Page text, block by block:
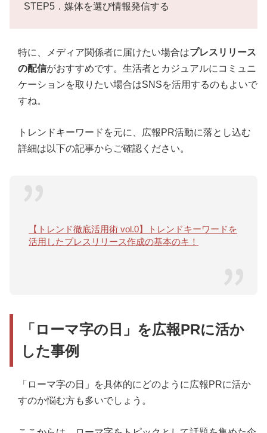
STEP5．媒体を選び情報発信する
特に、メディア関係者に届けたい場合はプレスリリース
の配信がおすすめです。生活者とカジュアルにコミュニ
ケーションを取りたい場合はSNSを活用するのもよいで
すね。
トレンドキーワードを元に、広報PR活動に落とし込む
詳細は以下の記事からご確認ください。
【トレンド徹底活用術 vol.0】トレンドキーワードを
活用したプレスリリース作成の基本のキ！
「ローマ字の日」を広報PRに活か
した事例
「ローマ字の日」を具体的にどのように広報PRに活か
すのか悩む方も多いでしょう。